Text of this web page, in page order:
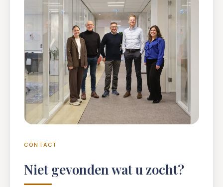
CONTACT
Niet gevonden wat u zocht?